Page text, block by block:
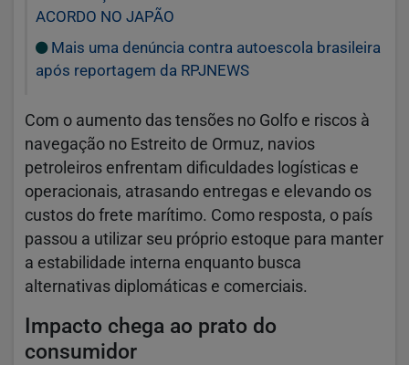
ACORDO NO JAPÃO
Mais uma denúncia contra autoescola brasileira
após reportagem da RPJNEWS
Com o aumento das tensões no Golfo e riscos à
navegação no Estreito de Ormuz, navios
petroleiros enfrentam dificuldades logísticas e
operacionais, atrasando entregas e elevando os
custos do frete marítimo. Como resposta, o país
passou a utilizar seu próprio estoque para manter
a estabilidade interna enquanto busca
alternativas diplomáticas e comerciais.
Impacto chega ao prato do
consumidor